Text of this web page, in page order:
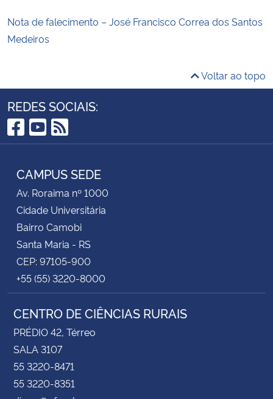
Nota de falecimento – José Francisco Correa dos Santos
Medeiros
Voltar ao topo
REDES SOCIAIS:
Facebook
YouTube
RSS
CAMPUS SEDE
Av. Roraima nº 1000
Cidade Universitária
Bairro Camobi
Santa Maria - RS
CEP: 97105-900
+55 (55) 3220-8000
CENTRO DE CIÊNCIAS RURAIS
PRÉDIO 42, Térreo
SALA 3107
55 3220-8471
55 3220-8351